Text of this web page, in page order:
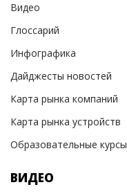
Видео
Глоссарий
Инфографика
Дайджесты новостей
Карта рынка компаний
Карта рынка устройств
Образовательные курсы
ВИДЕО